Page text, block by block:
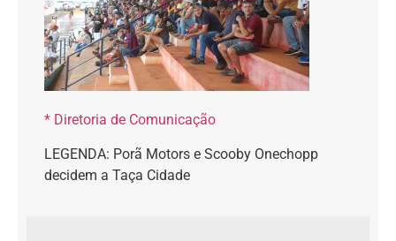
* Diretoria de Comunicação
LEGENDA: Porã Motors e Scooby Onechopp
decidem a Taça Cidade